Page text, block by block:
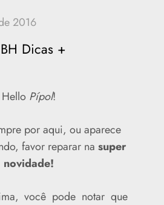
Dicas +
Hello Pípol!
por aqui, ou aparece
favor reparar na super
novidade!
você pode notar que